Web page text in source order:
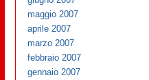
maggio 2007
aprile 2007
marzo 2007
febbraio 2007
gennaio 2007